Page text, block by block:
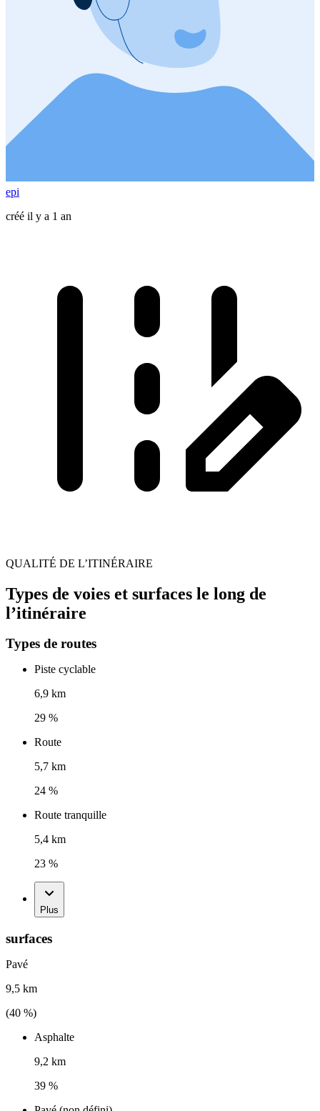
epi
créé il y a 1 an
QUALITÉ DE L’ITINÉRAIRE
Types de voies et surfaces le long de
l’itinéraire
Types de routes
Piste cyclable
6,9 km
29 %
Route
5,7 km
24 %
Route tranquille
5,4 km
23 %
Plus
surfaces
Pavé
9,5 km
(40 %)
Asphalte
9,2 km
39 %